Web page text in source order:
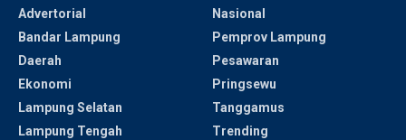
Advertorial
Bandar Lampung
Daerah
Ekonomi
Lampung Selatan
Lampung Tengah
Nasional
Pemprov Lampung
Pesawaran
Pringsewu
Tanggamus
Trending